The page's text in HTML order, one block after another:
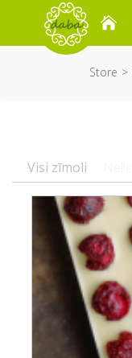
Store
Visi zīmoli